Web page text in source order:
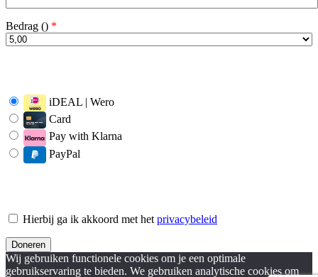
Bedrag () *
iDEAL | Wero
Card
Pay with Klarna
PayPal
Hierbij ga ik akkoord met het privacybeleid
Wij gebruiken functionele cookies om je een optimale
gebruikservaring te bieden. We gebruiken analytische cookies om